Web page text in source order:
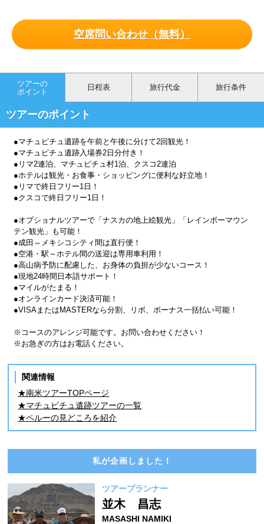
空席問い合わせ（無料）
ツアーの
ポイント
日程表 旅行代金 旅行条件
ツアーのポイント
●マチュピチュ遺跡を午前と午後に分けて2回観光！
●マチュピチュ遺跡入場券2日分付き！
●リマ2連泊、マチュピチュ村1泊、クスコ2連泊
●ホテルは観光・お食事・ショッピングに便利な好立地！
●リマで終日フリー1日！
●クスコで終日フリー1日！
●オプショナルツアーで「ナスカの地上絵観光」「レインボーマウン
テン観光」も可能！
●成田⇔メキシコシティ間は直行便！
●空港・駅～ホテル間の送迎は専用車利用！
●高山病予防に配慮した、お身体の負担が少ないコース！
●現地24時間日本語サポート！
●マイルがたまる！
●オンラインカード決済可能！
●VISAまたはMASTERなら分割、リボ、ボーナス一括払い可能！
※コースのアレンジ可能です。お問い合わせください！
※お急ぎの方はお電話ください。
関連情報
★南米ツアーTOPページ
★マチュピチュ遺跡ツアーの一覧
★ペルーの見どころを紹介
私が企画しました！
ツアープランナー
並木 昌志
MASASHI NAMIKI